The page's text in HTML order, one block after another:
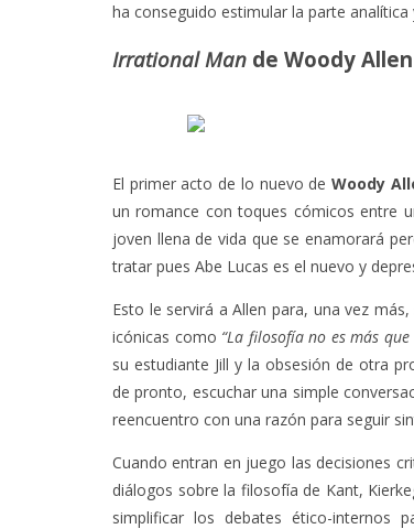
ha conseguido estimular la parte
Irrational Man de Woody Allen
El primer acto de lo nuevo deWoody
un romance con toques cómicos entre
joven llena de vida que se enamorará
tratar pues Abe Lucas es el nuevo y
Esto le servirá a Allen para, una vez
icónicas como “La filosofía no es más
su estudiante Jill y la obsesión de otra
de pronto, escuchar una simple
reencuentro con una razón para seguir
Cuando entran en juego las decisiones
diálogos sobre la filosofía de Kant,
simplificar los debates ético-internos